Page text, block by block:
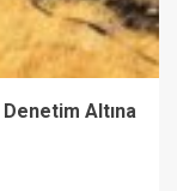
Denetim Altına